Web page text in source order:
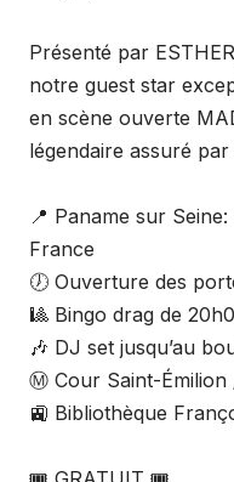
Présenté par
notre guest star
en scène ouverte
légendaire assuré par
📍 Paname sur
France
🕖 Ouverture des
🎱 Bingo drag de
🎶 DJ set jusqu’au
Ⓜ️ Cour Saint-Émilion
🚉 Bibliothèque